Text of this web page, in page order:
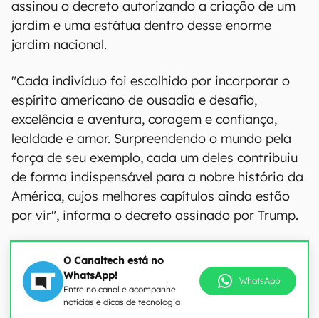
assinou o decreto autorizando a criação de um
jardim e uma estátua dentro desse enorme
jardim nacional.
"Cada indivíduo foi escolhido por incorporar o
espírito americano de ousadia e desafio,
excelência e aventura, coragem e confiança,
lealdade e amor. Surpreendendo o mundo pela
força de seu exemplo, cada um deles contribuiu
de forma indispensável para a nobre história da
América, cujos melhores capítulos ainda estão
por vir", informa o decreto assinado por Trump.
O Canaltech está no
WhatsApp!
Entre no canal e acompanhe
notícias e dicas de tecnologia
WhatsApp